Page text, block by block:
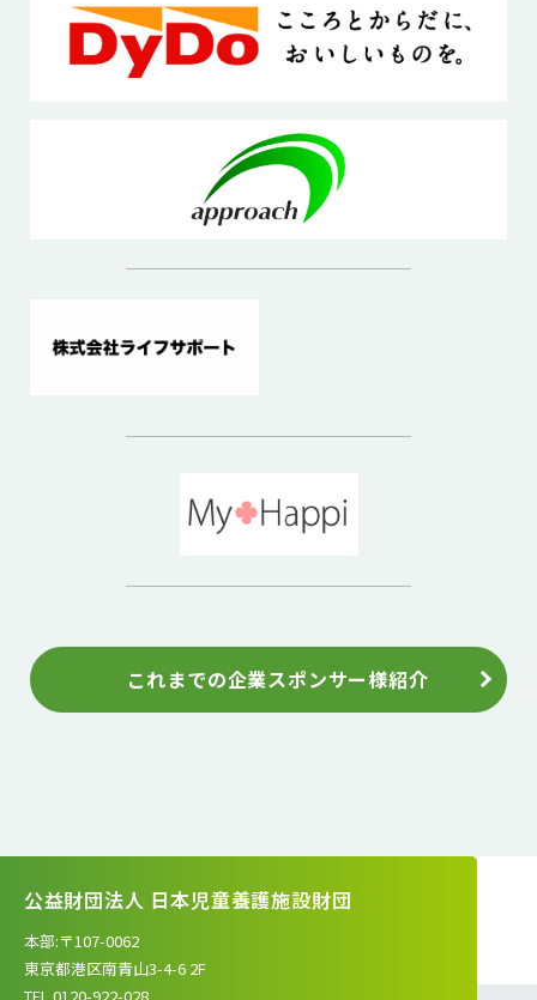
これまでの企業スポンサー様紹介
公益財団法人 日本児童養護施設財団
本部:〒107-0062
東京都港区南青山3-4-6 2F